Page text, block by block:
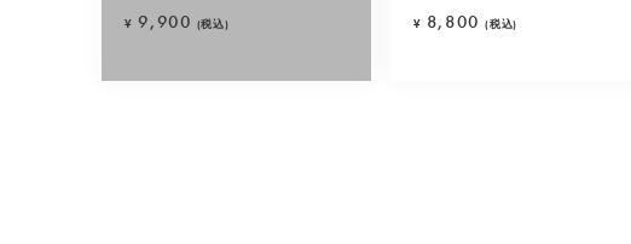
¥ 9,900 (税込) ¥ 8,800 (税込)